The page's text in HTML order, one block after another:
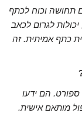
תחושה וכוח לכתף
לגרום לכאב
כתף אמיתית. זה
הם ידעו
מותאם אישית.